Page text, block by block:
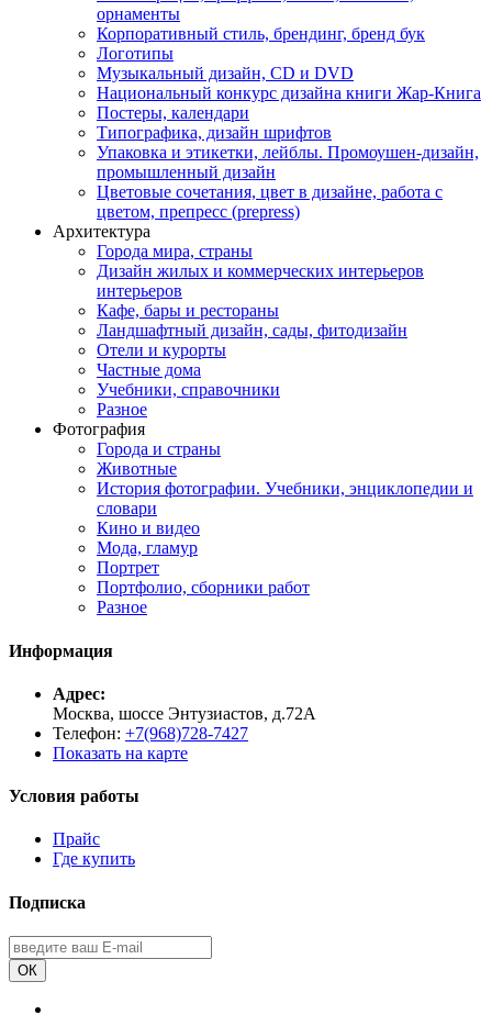
орнаменты
Корпоративный стиль, брендинг, бренд бук
Логотипы
Музыкальный дизайн, СD и DVD
Национальный конкурс дизайна книги Жар-Книга
Постеры, календари
Типографика, дизайн шрифтов
Упаковка и этикетки, лейблы. Промоушен-дизайн,
промышленный дизайн
Цветовые сочетания, цвет в дизайне, работа с
цветом, препресс (prepress)
Архитектура
Города мира, страны
Дизайн жилых и коммерческих интерьеров
интерьеров
Кафе, бары и рестораны
Ландшафтный дизайн, сады, фитодизайн
Отели и курорты
Частные дома
Учебники, справочники
Разное
Фотография
Города и страны
Животные
История фотографии. Учебники, энциклопедии и
словари
Кино и видео
Мода, гламур
Портрет
Портфолио, сборники работ
Разное
Информация
Адрес:
Москва, шоссе Энтузиастов, д.72А
Телефон: +7(968)728-7427
Показать на карте
Условия работы
Прайс
Где купить
Подписка
ОК